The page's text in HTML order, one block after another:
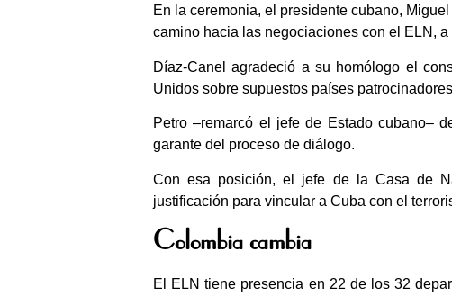
En la ceremonia, el presidente cubano,
camino hacia las negociaciones con el ELN,
Díaz-Canel agradeció a su homólogo el
Unidos sobre supuestos países
Petro –remarcó el jefe de Estado cubano–
garante del proceso de diálogo.
Con esa posición, el jefe de la Casa de
justificación para vincular a Cuba con el
Colombia cambia
El ELN tiene presencia en 22 de los 32